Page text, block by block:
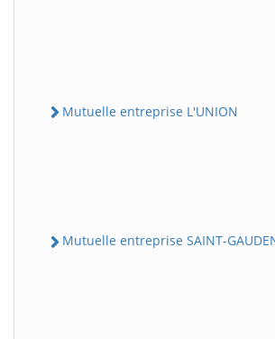
Mutuelle entreprise L'UNION
Mutuelle entreprise SAINT-